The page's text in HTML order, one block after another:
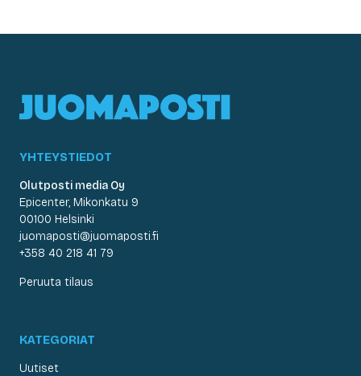
YHTEYSTIEDOT
Olutposti media Oy
Epicenter, Mikonkatu 9
00100 Helsinki
juomaposti@juomaposti.fi
+358 40 218 41 79
Peruuta tilaus
KATEGORIAT
Uutiset